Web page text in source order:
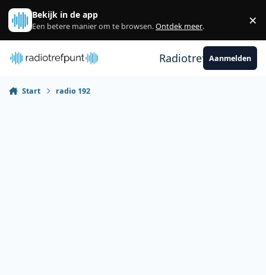
Spring naar bijdragen
Bekijk in de app
Een betere manier om te browsen.Ontdek meer. ×
RadiotrefpuntAanmelden
Start radio 192